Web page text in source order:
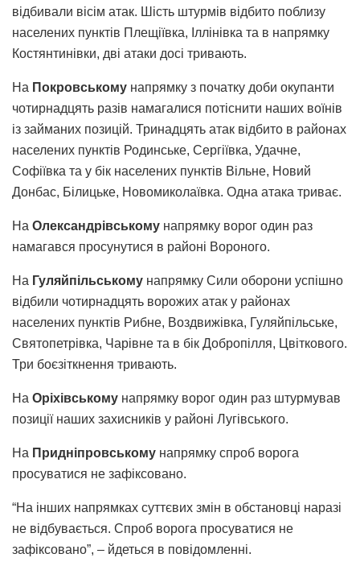
відбивали вісім атак. Шість штурмів відбито поблизу
населених пунктів Плещіївка, Іллінівка та в напрямку
Костянтинівки, дві атаки досі тривають.
На Покровському напрямку з початку доби окупанти
чотирнадцять разів намагалися потіснити наших воїнів
із займаних позицій. Тринадцять атак відбито в районах
населених пунктів Родинське, Сергіївка, Удачне,
Софіївка та у бік населених пунктів Вільне, Новий
Донбас, Білицьке, Новомиколаївка. Одна атака триває.
На Олександрівському напрямку ворог один раз
намагався просунутися в районі Вороного.
На Гуляйпільському напрямку Сили оборони успішно
відбили чотирнадцять ворожих атак у районах
населених пунктів Рибне, Воздвижівка, Гуляйпільське,
Святопетрівка, Чарівне та в бік Добропілля, Цвіткового.
Три боєзіткнення тривають.
На Оріхівському напрямку ворог один раз штурмував
позиції наших захисників у районі Лугівського.
На Придніпровському напрямку спроб ворога
просуватися не зафіксовано.
“На інших напрямках суттєвих змін в обстановці наразі
не відбувається. Спроб ворога просуватися не
зафіксовано”, – йдеться в повідомленні.